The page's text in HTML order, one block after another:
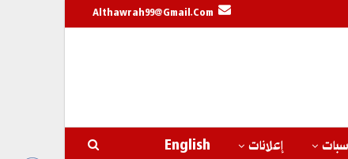
Althawrah99@gmail.com
إعلانات English